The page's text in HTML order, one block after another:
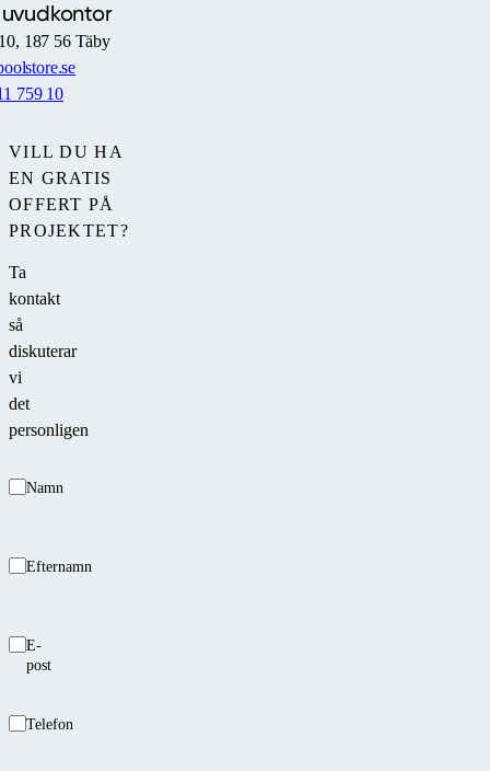
VILL DU HA
EN GRATIS
OFFERT PÅ
PROJEKTET?
Ta
kontakt
så
diskuterar
vi
det
personligen
Namn
Efternamn
E-
post
Telefon
187 56 Täby
759 10